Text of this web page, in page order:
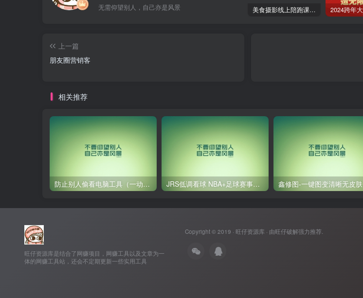
无需仰望别人，自己亦是风景 美食摄影线上陪跑课，美食短视频拍摄教程
上一篇
朋友圈营销客
相关推荐
防止别人偷看电脑工具（一动鼠标就锁屏） JRS低调看球 NBA+足球赛事在线观看工具 鑫修图-一键图变清晰无皮肤
旺仔资源库是结合了网赚项目，网赚工具以及文章为一
体的网赚工具站，还会不定期更新一些实用工具
Copyright © 2019 · 旺仔资源库 · 由旺仔破解强力推荐.